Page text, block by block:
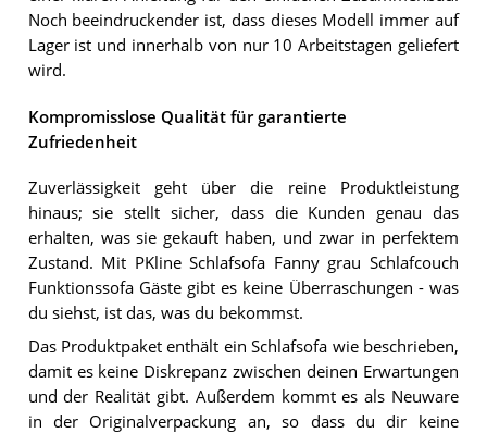
Noch beeindruckender ist, dass dieses Modell immer auf
Lager ist und innerhalb von nur 10 Arbeitstagen geliefert
wird.
Kompromisslose Qualität für garantierte
Zufriedenheit
Zuverlässigkeit geht über die reine Produktleistung
hinaus; sie stellt sicher, dass die Kunden genau das
erhalten, was sie gekauft haben, und zwar in perfektem
Zustand. Mit PKline Schlafsofa Fanny grau Schlafcouch
Funktionssofa Gäste gibt es keine Überraschungen - was
du siehst, ist das, was du bekommst.
Das Produktpaket enthält ein Schlafsofa wie beschrieben,
damit es keine Diskrepanz zwischen deinen Erwartungen
und der Realität gibt. Außerdem kommt es als Neuware
in der Originalverpackung an, so dass du dir keine